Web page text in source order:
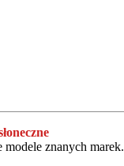
modele znanych marek.